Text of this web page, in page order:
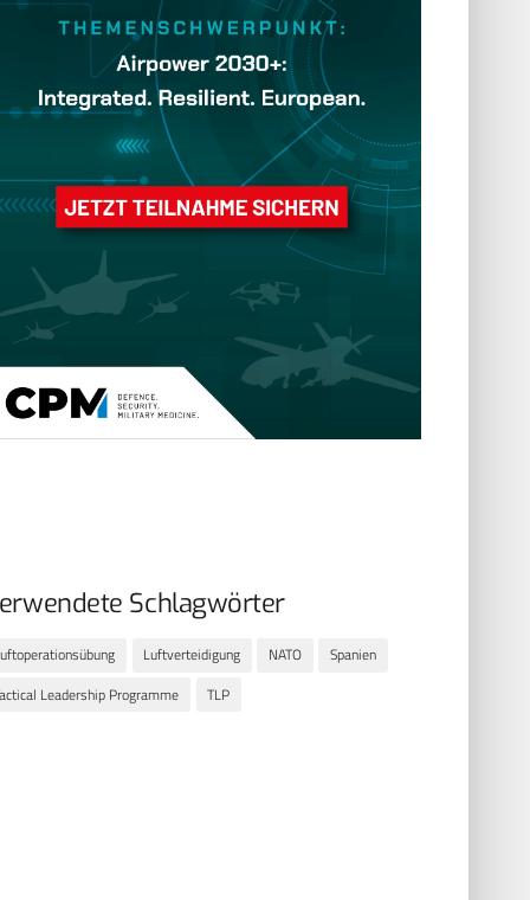
Schlagwörter
Luftverteidigung NATO
Spanien
Leadership Programme
TLP